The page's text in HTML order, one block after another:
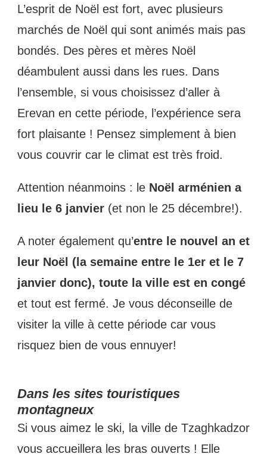
L’esprit de Noël est fort, avec plusieurs
marchés de Noël qui sont animés mais pas
bondés. Des pères et mères Noël
déambulent aussi dans les rues. Dans
l’ensemble, si vous choisissez d’aller à
Erevan en cette période, l’expérience sera
fort plaisante ! Pensez simplement à bien
vous couvrir car le climat est très froid.
Attention néanmoins : le Noël arménien a
lieu le 6 janvier (et non le 25 décembre!).
A noter également qu’entre le nouvel an et
leur Noël (la semaine entre le 1er et le 7
janvier donc), toute la ville est en congé
et tout est fermé. Je vous déconseille de
visiter la ville à cette période car vous
risquez bien de vous ennuyer!
Dans les sites touristiques
montagneux
Si vous aimez le ski, la ville de Tzaghkadzor
vous accueillera les bras ouverts ! Elle